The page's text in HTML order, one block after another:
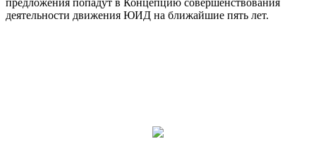
предложения попадут в Концепцию совершенствования
деятельности движения ЮИД на ближайшие пять лет.